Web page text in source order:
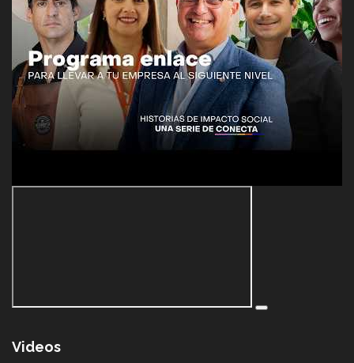
Videos